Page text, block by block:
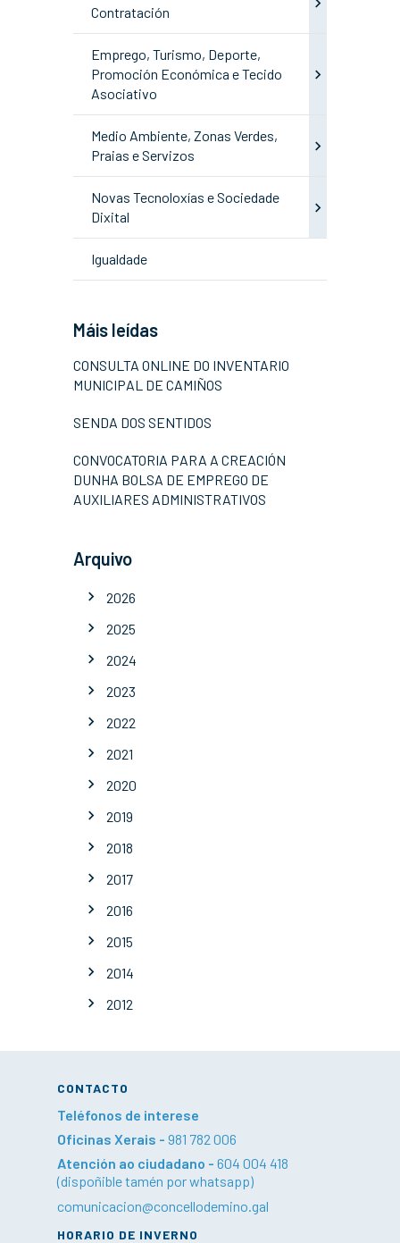
Contratación
Emprego, Turismo, Deporte,
Promoción Económica e Tecido
Asociativo
Medio Ambiente, Zonas Verdes,
Praias e Servizos
Novas Tecnoloxías e Sociedade
Dixital
Igualdade
Máis leídas
CONSULTA ONLINE DO INVENTARIO
MUNICIPAL DE CAMIÑOS
SENDA DOS SENTIDOS
CONVOCATORIA PARA A CREACIÓN
DUNHA BOLSA DE EMPREGO DE
AUXILIARES ADMINISTRATIVOS
Arquivo
2026
2025
2024
2023
2022
2021
2020
2019
2018
2017
2016
2015
2014
2012
CONTACTO
Teléfonos de interese
Oficinas Xerais - 981 782 006
Atención ao ciudadano - 604 004 418
(dispoñible tamén por whatsapp)
comunicacion@concellodemino.gal
HORARIO DE INVERNO